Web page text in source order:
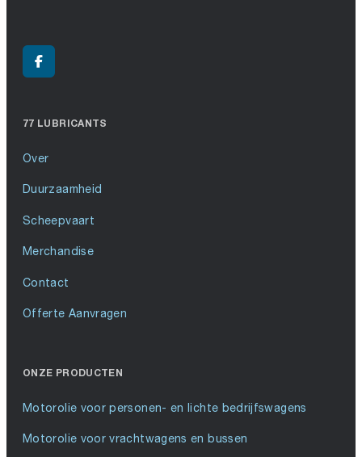
77 LUBRICANTS
Over
Duurzaamheid
Scheepvaart
Merchandise
Contact
Offerte Aanvragen
ONZE PRODUCTEN
Motorolie voor personen- en lichte bedrijfswagens
Motorolie voor vrachtwagens en bussen